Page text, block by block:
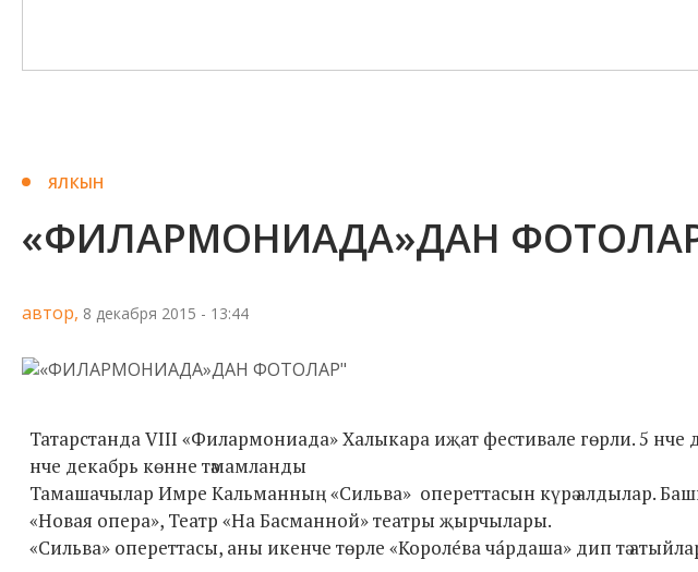
ЯЛКЫН
«ФИЛАРМОНИАДА»ДАН
автор, 8 декабря 2015 - 13:44
Татарстанда VIII «Филармониада» Халыкара иҗат фестивале гөрли. 5 нче
нче декабрь көнне тәмамланды
Тамашачылар Имре Кальманның «Сильва» опереттасын күрә алдылар.
«Новая опера», Театр «На Басманной» театры җырчылары.
«Сильва» опереттасы, аны икенче төрле «Короле́ва ча́рдаша» дип тә